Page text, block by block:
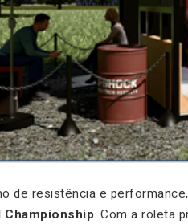
de resistência e
Championship. Com a roleta